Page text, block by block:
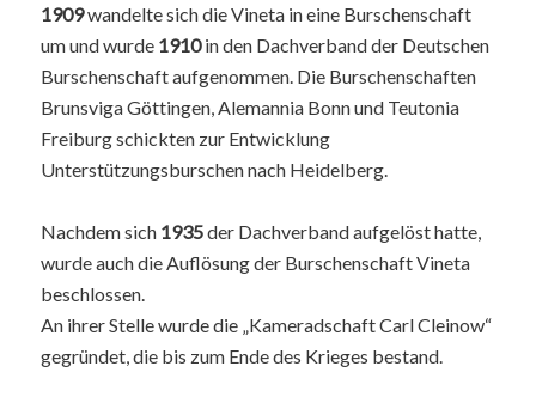
1909wandelte sich die Vineta in eine Burschenschaft
um und wurde 1910in den Dachverband der Deutschen
Burschenschaft aufgenommen. Die Burschenschaften
Brunsviga Göttingen, Alemannia Bonn und Teutonia
Freiburg schickten zur Entwicklung
Unterstützungsburschen nach Heidelberg.
Nachdem sich 1935der Dachverband aufgelöst hatte,
wurde auch die Auflösung der Burschenschaft Vineta
beschlossen.
An ihrer Stelle wurde die „Kameradschaft Carl Cleinow“
gegründet, die bis zum Ende des Krieges bestand.